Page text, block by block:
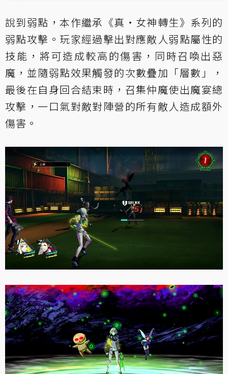
說到弱點，本作繼承《真・女神轉生》系列的
弱點攻擊。玩家經過擊出對應敵人弱點屬性的
技能，將可造成較高的傷害，同時召喚出惡
魔，並隨弱點效果觸發的次數疊加「層數」，
最後在自身回合結束時，召集仲魔使出魔宴總
攻擊，一口氣對敵對陣營的所有敵人造成額外
傷害。